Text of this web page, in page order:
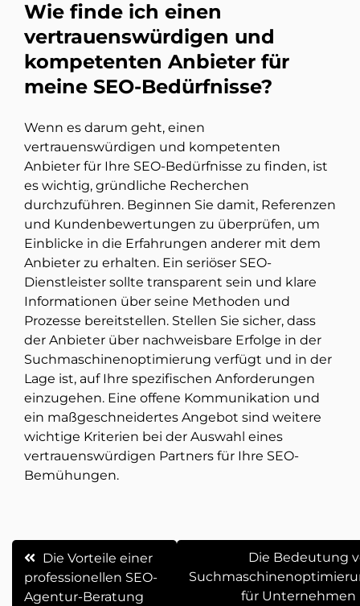
Wie finde ich einen
vertrauenswürdigen und
kompetenten Anbieter für
meine SEO-Bedürfnisse?
Wenn es darum geht, einen
vertrauenswürdigen und kompetenten
Anbieter für Ihre SEO-Bedürfnisse zu finden, ist
es wichtig, gründliche Recherchen
durchzuführen. Beginnen Sie damit, Referenzen
und Kundenbewertungen zu überprüfen, um
Einblicke in die Erfahrungen anderer mit dem
Anbieter zu erhalten. Ein seriöser SEO-
Dienstleister sollte transparent sein und klare
Informationen über seine Methoden und
Prozesse bereitstellen. Stellen Sie sicher, dass
der Anbieter über nachweisbare Erfolge in der
Suchmaschinenoptimierung verfügt und in der
Lage ist, auf Ihre spezifischen Anforderungen
einzugehen. Eine offene Kommunikation und
ein maßgeschneidertes Angebot sind weitere
wichtige Kriterien bei der Auswahl eines
vertrauenswürdigen Partners für Ihre SEO-
Bemühungen.
Beitrags-
Navigation
Die Vorteile einer
professionellen SEO-
Agentur-Beratung
Die Bedeutung
für Unternehmen